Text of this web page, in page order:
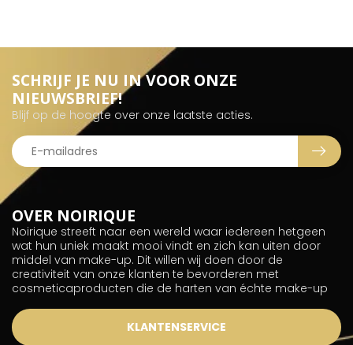
OVER NOIRIQUE
Noirique streeft naar een wereld waar iedereen hetgeen
wat hun uniek maakt mooi vindt en zich kan uiten door
middel van make-up. Dit willen wij doen door de
creativiteit van onze klanten te bevorderen met
cosmeticaproducten die de harten van échte make-up
KLANTENSERVICE
SCHRIJF JE NU IN VOOR ONZE
NIEUWSBRIEF!
Blijf op de hoogte over onze laatste acties.